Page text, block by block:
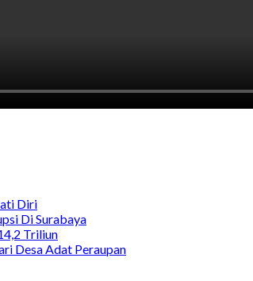
Diri
Di Surabaya
Triliun
Desa Adat Peraupan